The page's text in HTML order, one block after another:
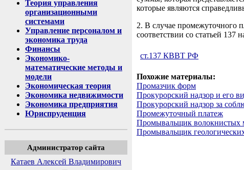
Теория управления
организационными
системами
Управление персоналом и
экономика труда
Финансы
Экономико-
математические методы и
модели
Экономическая теория
Экономика недвижимости
Экономика предприятия
Юриспруденция
Администратор сайта
Катаев Алексей Владимирович
которые являются
2. В случае промежуточного
соответствии со статьей 137
ст.137 КВВТ РФ
Похожие материалы:
Промазчик форм
Прокурорский надзор и его
Прокурорский надзор за
Промежуточный платеж
Промывальщик
Промывальщик